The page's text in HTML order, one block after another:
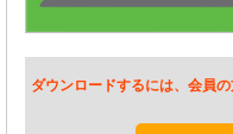
ダウンロードするには、会員